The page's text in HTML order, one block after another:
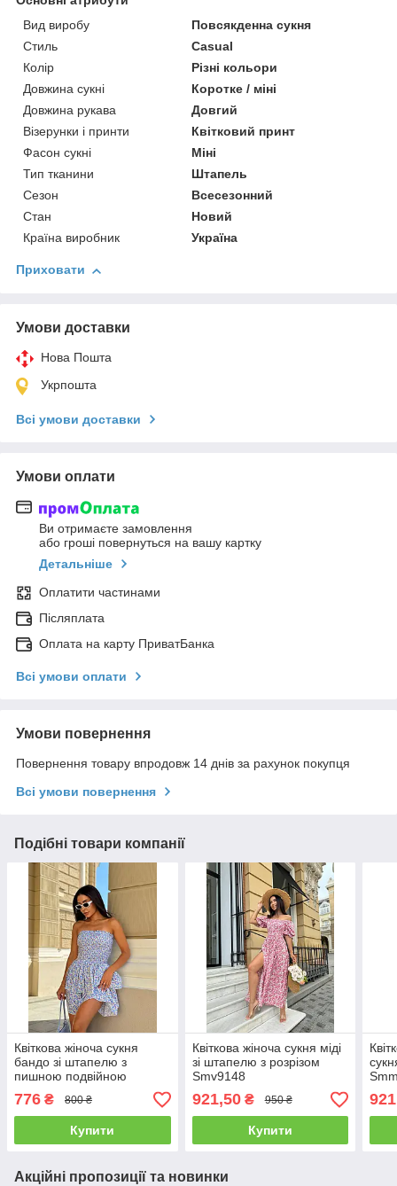
Вид виробу
Повсякденна сукня
Стиль
Casual
Колір
Різні кольори
Довжина сукні
Коротке / міні
Довжина рукава
Довгий
Візерунки і принти
Квітковий принт
Фасон сукні
Міні
Тип тканини
Штапель
Сезон
Всесезонний
Стан
Новий
Країна виробник
Україна
Приховати
Умови доставки
Нова Пошта
Укрпошта
Всі умови доставки
Умови оплати
Ви отримаєте замовлення
або гроші повернуться на вашу картку
Детальніше
Оплатити частинами
Післяплата
Оплата на карту ПриватБанка
Всі умови оплати
Умови повернення
Повернення товару впродовж 14 днів за рахунок покупця
Всі умови повернення
Подібні товари компанії
Квіткова жіноча сукня
бандо зі штапелю з
пишною подвійною
спідницею Smv9340
776 ₴ 800 ₴
Купити
Квіткова жіноча сукня міді
зі штапелю з розрізом
Smv9148
921,50₴ 950 ₴
Купити
Акційні пропозиції та новинки